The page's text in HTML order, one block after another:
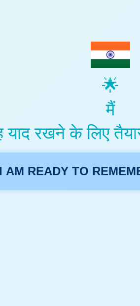
🌟
मैं
याद रखने के लिए
AM READY TO